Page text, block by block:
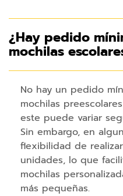
r
R
a
t
o
n
e
s
P
u
n
¿Hay pedido
mochilas
No hay un pedido
mochilas
este puede variar
Sin embargo, en
flexibilidad de
unidades, lo que
mochilas
más pequeñas.